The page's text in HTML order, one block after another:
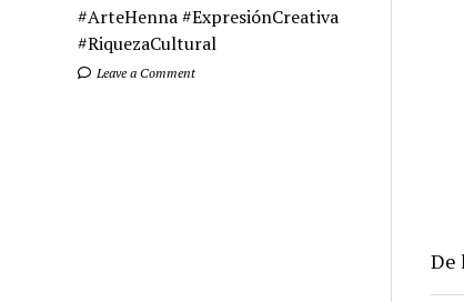
#ArteHenna #ExpresiónCreativa
#RiquezaCultural
Leave a Comment
De